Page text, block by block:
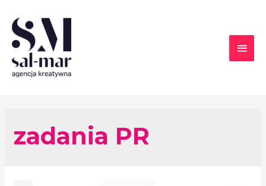
zadania PR